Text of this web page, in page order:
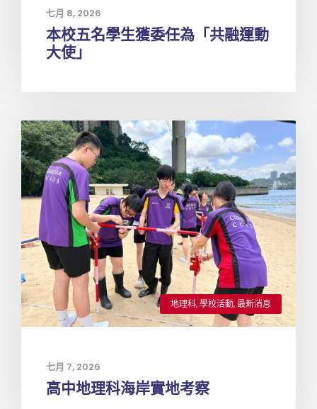
七月 8, 2026
本校五名學生獲委任為「共融運動
大使」
地理科,學校活動,最新消息
七月 7, 2026
高中地理科海岸實地考察